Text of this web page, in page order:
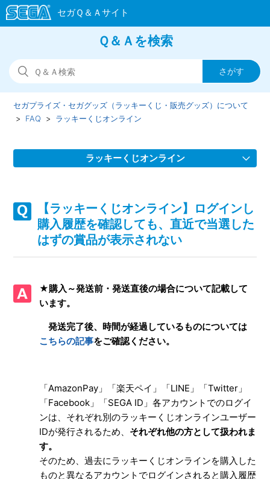
Ｑ＆Ａを検索
セガプライズ・セガグッズ（ラッキーくじ・販売グッズ）について
FAQ
ラッキーくじオンライン
ラッキーくじオンライン
るのにくじを引いた履歴がない/くじが引けない
【ラッキーくじオンライン】賞品の発送予定時期を知りたい
【ラッキーくじオンライン】購入・決済の際にエラー・不明
【ラッキーくじオンライン】ログインし購入履歴を確認して
【ラッキーくじオンライン】発送から時間が経過した当選賞
品が購入履歴から確認できない
【ラッキーくじオンライン】中古ショップや個人売買で購入
入手した賞品に不良があった
【ラッキーくじオンライン】楽天ペイにて決済に失敗した
【ラッキーくじオンライン】ログインし
購入履歴を確認しても、直近で当選した
はずの賞品が表示されない
★購入～発送前・発送直後の場合について記載して
います。
発送完了後、時間が経過しているものについては
こちらの記事をご確認ください。
「AmazonPay」「楽天ペイ」「LINE」「Twitter」
「Facebook」「SEGA ID」各アカウントでのログイ
ンは、それぞれ別のラッキーくじオンラインユーザー
IDが発行されるため、 それぞれ他の方として扱われま
す。
そのため、過去にラッキーくじオンラインを購入した
ものと異なるアカウントでログインされると購入履歴